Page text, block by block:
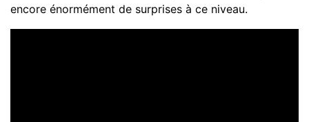
encore énormément de surprises à ce niveau.